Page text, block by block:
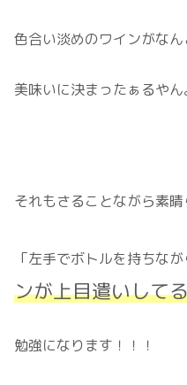
色合い淡めのワインがなん
美味いに決まったぁるやん
それもさることながら素晴
「左手でボトルを持ちな
ンが上目遣いして
勉強になります！！！